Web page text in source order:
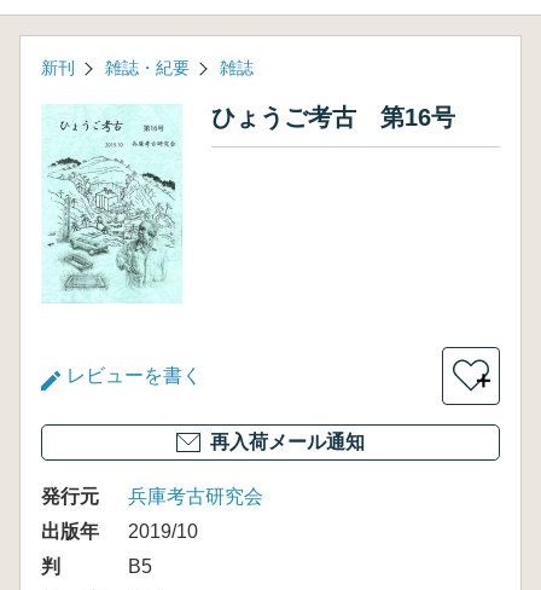
新刊 雑誌・紀要 雑誌
ひょうご考古 第16号
レビューを書く ＋
再入荷メール通知
発行元
兵庫考古研究会
出版年
2019/10
判
B5